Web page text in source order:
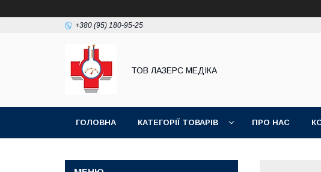
+380 (95) 180-95-25
ТОВ ЛАЗЕРС МЕДІКА
ГОЛОВНА КАТЕГОРІЇ ТОВАРІВ ПРО НАС